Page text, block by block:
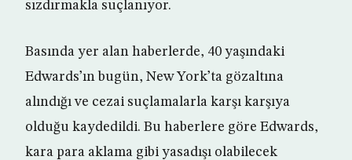
sızdırmakla suçlanıyor.
Basında yer alan haberlerde, 40 yaşındaki
Edwards’ın bugün, New York’ta gözaltına
alındığı ve cezai suçlamalarla karşı karşıya
olduğu kaydedildi. Bu haberlere göre Edwards,
kara para aklama gibi yasadışı olabilecek